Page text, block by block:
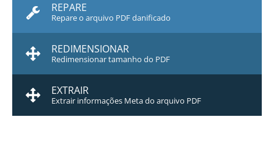
REPARE
Repare o arquivo PDF danificado
REDIMENSIONAR
Redimensionar tamanho do PDF
EXTRAIR
Extrair informações Meta do arquivo PDF